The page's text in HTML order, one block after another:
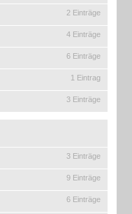
2 Einträge
4 Einträge
6 Einträge
1 Eintrag
3 Einträge
3 Einträge
9 Einträge
6 Einträge